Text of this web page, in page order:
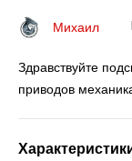
Михаил
Здравствуйте
приводов